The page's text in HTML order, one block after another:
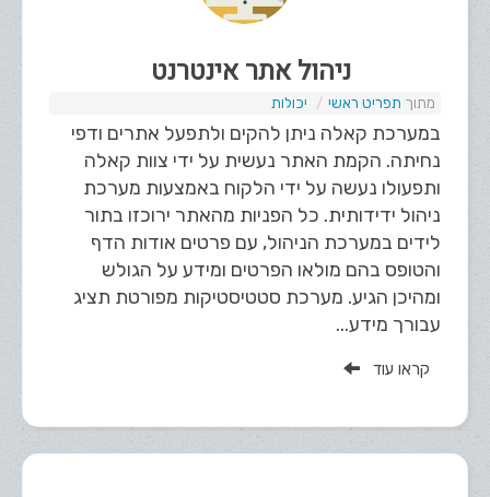
ניהול אתר אינטרנט
תפריט ראשי יכולות
במערכת קאלה ניתן להקים ולתפעל אתרים ודפי
נחיתה. הקמת האתר נעשית על ידי צוות קאלה
ותפעולו נעשה על ידי הלקוח באמצעות מערכת
ניהול ידידותית. כל הפניות מהאתר ירוכזו בתור
לידים במערכת הניהול, עם פרטים אודות הדף
והטופס בהם מולאו הפרטים ומידע על הגולש
ומהיכן הגיע. מערכת סטטיסטיקות מפורטת תציג
עבורך מידע...
קראו עוד